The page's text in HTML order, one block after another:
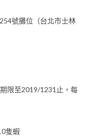
號攤位（台北市士林
限至2019/1231止，每
隻蝦